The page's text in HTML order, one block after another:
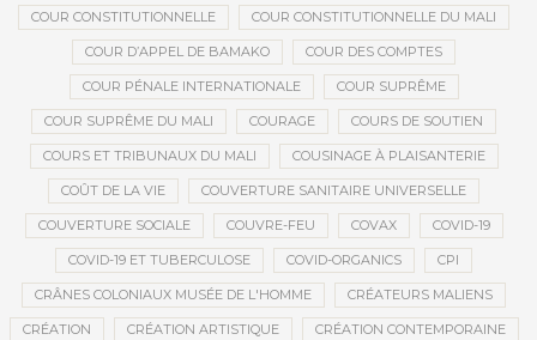
COUR CONSTITUTIONNELLE COUR CONSTITUTIONNELLE DU MALI
COUR D’APPEL DE BAMAKO COUR DES COMPTES
COUR PÉNALE INTERNATIONALE COUR SUPRÊME
COUR SUPRÊME DU MALI COURAGE COURS DE SOUTIEN
COURS ET TRIBUNAUX DU MALI COUSINAGE À PLAISANTERIE
COÛT DE LA VIE COUVERTURE SANITAIRE UNIVERSELLE
COUVERTURE SOCIALE COUVRE-FEU COVAX COVID-19
COVID-19 ET TUBERCULOSE COVID-ORGANICS CPI
CRÂNES COLONIAUX MUSÉE DE L'HOMME CRÉATEURS MALIENS
CRÉATION CRÉATION ARTISTIQUE CRÉATION CONTEMPORAINE